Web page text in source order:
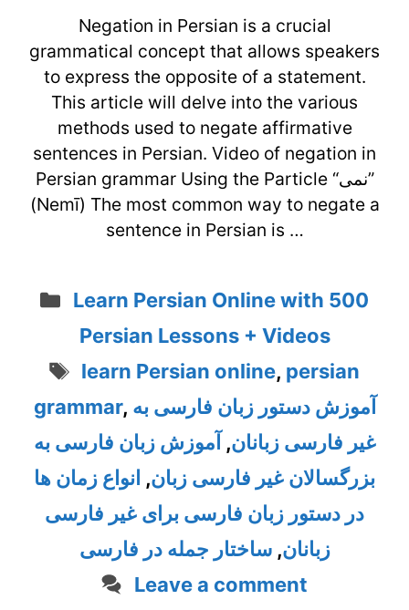
Negation in Persian is a crucial
grammatical concept that allows speakers
to express the opposite of a statement.
This article will delve into the various
methods used to negate affirmative
sentences in Persian. Video of negation in
Persian grammar Using the Particle “نمی”
(Nemī) The most common way to negate a
sentence in Persian is …
Categories
Learn Persian Online with 500
Persian Lessons + Videos
Tags
learn Persian online, persian
grammar, آموزش دستور زبان فارسی به
غیر فارسی زبانان, آموزش زبان فارسی به
بزرگسالان غیر فارسی زبان, انواع زمان ها
در دستور زبان فارسی برای غیر فارسی
زبانان,ساختار جمله در فارسی
Leave a comment